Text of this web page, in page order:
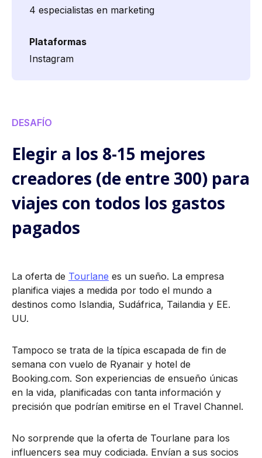
4 especialistas en marketing
Plataformas
Instagram
DESAFÍO
Elegir a los 8-15 mejores
creadores (de entre 300) para
viajes con todos los gastos
pagados
La oferta de Tourlane es un sueño. La empresa
planifica viajes a medida por todo el mundo a
destinos como Islandia, Sudáfrica, Tailandia y EE.
UU.
Tampoco se trata de la típica escapada de fin de
semana con vuelo de Ryanair y hotel de
Booking.com. Son experiencias de ensueño únicas
en la vida, planificadas con tanta información y
precisión que podrían emitirse en el Travel Channel.
No sorprende que la oferta de Tourlane para los
influencers sea muy codiciada. Envían a sus socios